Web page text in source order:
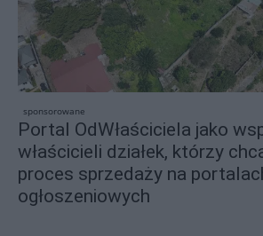
sponsorowane
Portal OdWłaściciela jako
właścicieli działek, którzy
proces sprzedaży na
ogłoszeniowych